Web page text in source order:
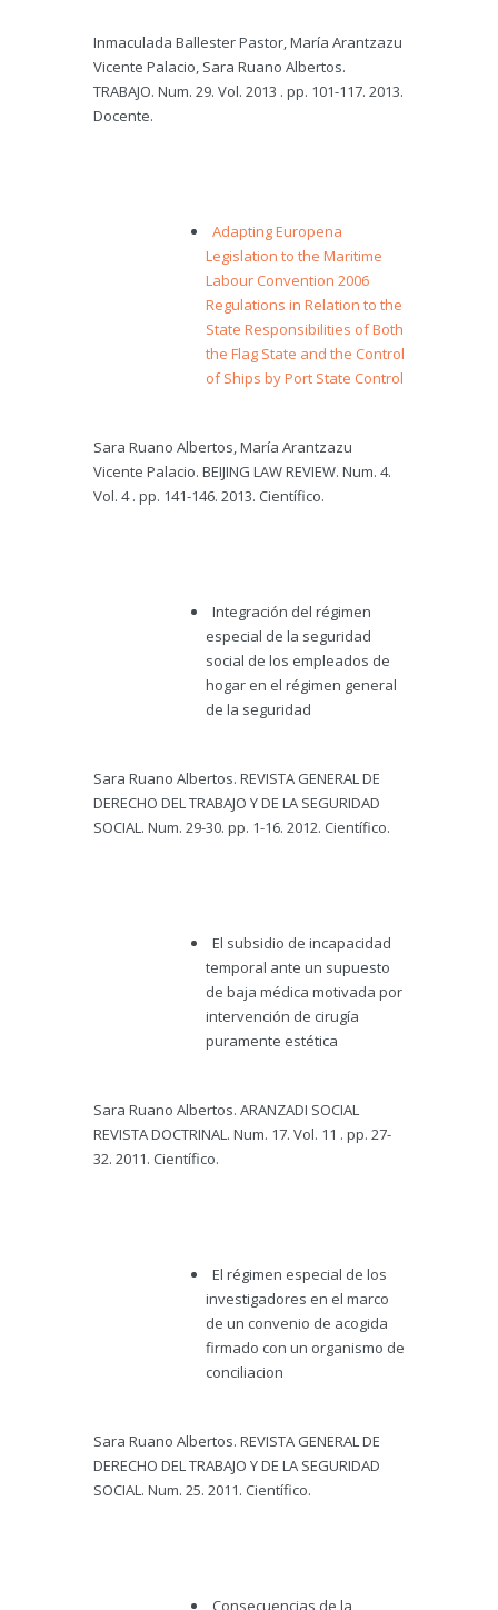
Inmaculada Ballester Pastor, María Arantzazu
Vicente Palacio, Sara Ruano Albertos.
TRABAJO. Num. 29. Vol. 2013 . pp. 101-117. 2013.
Docente.
Adapting Europena
Legislation to the Maritime
Labour Convention 2006
Regulations in Relation to the
State Responsibilities of Both
the Flag State and the Control
of Ships by Port State Control
Sara Ruano Albertos, María Arantzazu
Vicente Palacio. BEIJING LAW REVIEW. Num. 4.
Vol. 4 . pp. 141-146. 2013. Científico.
Integración del régimen
especial de la seguridad
social de los empleados de
hogar en el régimen general
de la seguridad
Sara Ruano Albertos. REVISTA GENERAL DE
DERECHO DEL TRABAJO Y DE LA SEGURIDAD
SOCIAL. Num. 29-30. pp. 1-16. 2012. Científico.
El subsidio de incapacidad
temporal ante un supuesto
de baja médica motivada por
intervención de cirugía
puramente estética
Sara Ruano Albertos. ARANZADI SOCIAL
REVISTA DOCTRINAL. Num. 17. Vol. 11 . pp. 27-
32. 2011. Científico.
El régimen especial de los
investigadores en el marco
de un convenio de acogida
firmado con un organismo de
conciliacion
Sara Ruano Albertos. REVISTA GENERAL DE
DERECHO DEL TRABAJO Y DE LA SEGURIDAD
SOCIAL. Num. 25. 2011. Científico.
Consecuencias de la